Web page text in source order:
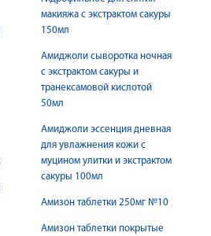
макияжа с экстрактом сакуры
150мл
Амиджоли сыворотка ночная
с экстрактом сакуры и
транексамовой кислотой
50мл
Амиджоли эссенция дневная
для увлажнения кожи с
муцином улитки и экстрактом
сакуры 100мл
Амизон таблетки 250мг №10
Амизон таблетки покрытые